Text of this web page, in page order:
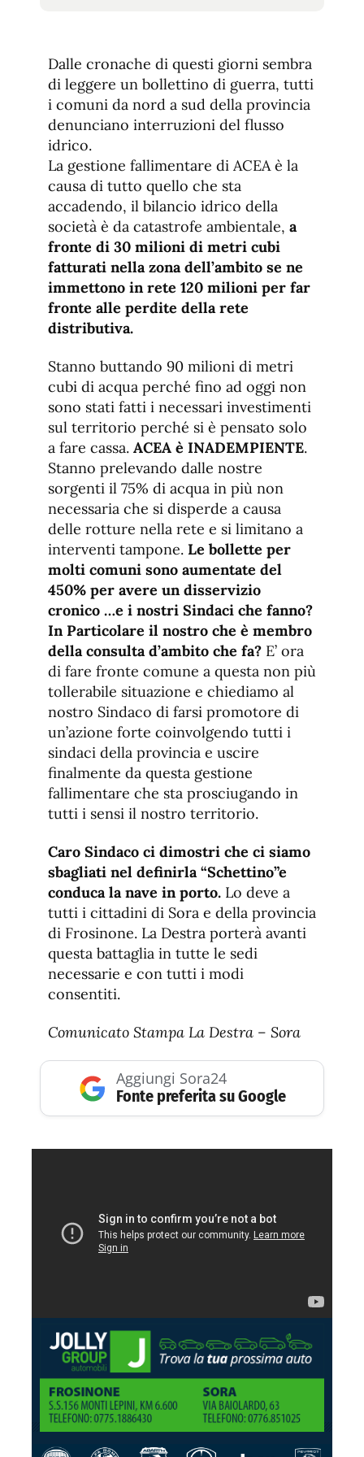
fuente
de
fuente.
Dalle cronache di questi giorni sembra
di leggere un bollettino di guerra, tutti
i comuni da nord a sud della provincia
denunciano interruzioni del flusso
idrico.
La gestione fallimentare di ACEA è la
causa di tutto quello che sta
accadendo, il bilancio idrico della
società è da catastrofe ambientale, a
fronte di 30 milioni di metri cubi
fatturati nella zona dell’ambito se ne
immettono in rete 120 milioni per far
fronte alle perdite della rete
distributiva.
Stanno buttando 90 milioni di metri
cubi di acqua perché fino ad oggi non
sono stati fatti i necessari investimenti
sul territorio perché si è pensato solo
a fare cassa. ACEA è INADEMPIENTE.
Stanno prelevando dalle nostre
sorgenti il 75% di acqua in più non
necessaria che si disperde a causa
delle rotture nella rete e si limitano a
interventi tampone. Le bollette per
molti comuni sono aumentate del
450% per avere un disservizio
cronico …e i nostri Sindaci che fanno?
In Particolare il nostro che è membro
della consulta d’ambito che fa? E’ ora
di fare fronte comune a questa non più
tollerabile situazione e chiediamo al
nostro Sindaco di farsi promotore di
un’azione forte coinvolgendo tutti i
sindaci della provincia e uscire
finalmente da questa gestione
fallimentare che sta prosciugando in
tutti i sensi il nostro territorio.
Caro Sindaco ci dimostri che ci siamo
sbagliati nel definirla “Schettino”e
conduca la nave in porto. Lo deve a
tutti i cittadini di Sora e della provincia
di Frosinone. La Destra porterà avanti
questa battaglia in tutte le sedi
necessarie e con tutti i modi
consentiti.
Comunicato Stampa La Destra – Sora
Aggiungi Sora24
Fonte preferita su Google